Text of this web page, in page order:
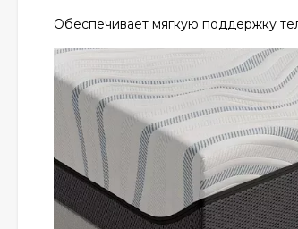
Обеспечивает мягкую поддержку